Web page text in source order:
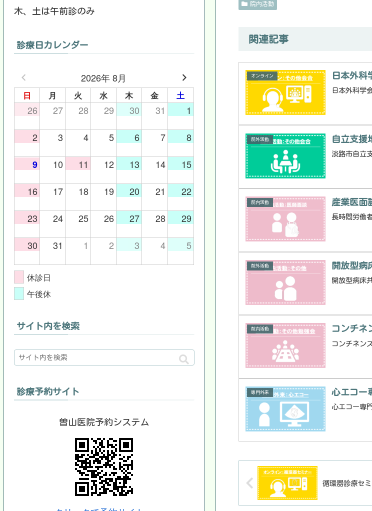
院内活動
関連記事
オンライン 日本外科
日本外科学
院外活動 自立支援
淡路市自立
院内活動 産業医面
長時間労働
院外活動 開放型病
開放型病床
院内活動 コンチネ
コンチネン
専門外来 心エコー
心エコー専
循環器診療セ
木、土は午前診のみ
診療日カレンダー
2026年 8月
日 月 火 水 木 金 土
26 27 28 29 30 31 1
2 3 4 5 6 7 8
9 10 11 12 13 14 15
16 17 18 19 20 21 22
23 24 25 26 27 28 29
30 31 1 2 3 4 5
休診日
午後休
サイト内を検索
診療予約サイト
曽山医院予約システム